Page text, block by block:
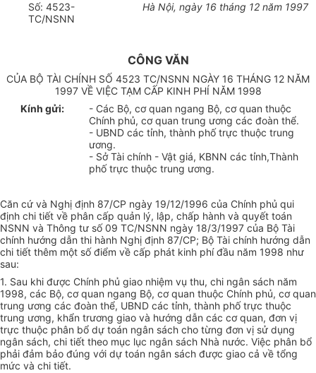
Số: 4523-
TC/NSNN
Hà Nội, ngày 16 tháng 12 năm 1997
CÔNG VĂN
CỦA BỘ TÀI CHÍNH SỐ 4523 TC/NSNN NGÀY 16 THÁNG 12 NĂM
1997 VỀ VIỆC TẠM CẤP KINH PHÍ NĂM 1998
Kính gửi:
- Các Bộ, cơ quan ngang Bộ, cơ quan thuộc
Chính phủ, cơ quan trung ương các đoàn thể.
- UBND các tỉnh, thành phố trực thuộc trung
ương.
- Sở Tài chính - Vật giá, KBNN các tỉnh,Thành
phố trực thuộc trung ương.
Căn cứ và Nghị định 87/CP ngày 19/12/1996 của Chính phủ qui
định chi tiết về phân cấp quản lý, lập, chấp hành và quyết toán
NSNN và Thông tư số 09 TC/NSNN ngày 18/3/1997 của Bộ Tài
chính hướng dẫn thi hành Nghị định 87/CP; Bộ Tài chính hướng dẫn
chi tiết thêm một số điểm về cấp phát kinh phí đầu năm 1998 như
sau:
1. Sau khi được Chính phủ giao nhiệm vụ thu, chi ngân sách năm
1998, các Bộ, cơ quan ngang Bộ, cơ quan thuộc Chính phủ, cơ quan
trung ương các đoàn thể, UBND các tỉnh, thành phố trực thuộc
trung ương, khẩn trương giao và hướng dẫn các cơ quan, đơn vị
trực thuộc phân bổ dự toán ngân sách cho từng đơn vị sử dụng
ngân sách, chi tiết theo mục lục ngân sách Nhà nước. Việc phân bổ
phải đảm bảo đúng với dự toán ngân sách được giao cả về tổng
mức và chi tiết.